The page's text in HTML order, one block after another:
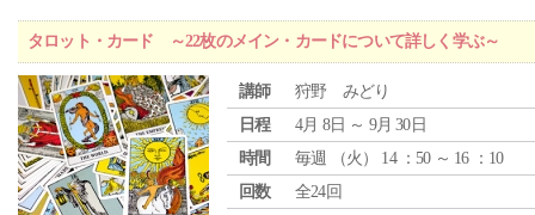
タロット・カード ～22枚のメイン・カードについて詳しく学ぶ～
講師
狩野 みどり
日程
4月 8日 ～ 9月 30日
時間
毎週 （火 ） 14 ：50 ～ 16 ：10
回数
全24回